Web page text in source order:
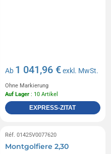
Ab 1 041,96 €exkl. MwSt.
Ohne Markierung
Auf Lager : 10 Artikel
EXPRESS-ZITAT
Réf. 01425V0077620
Montgolfiere 2,30